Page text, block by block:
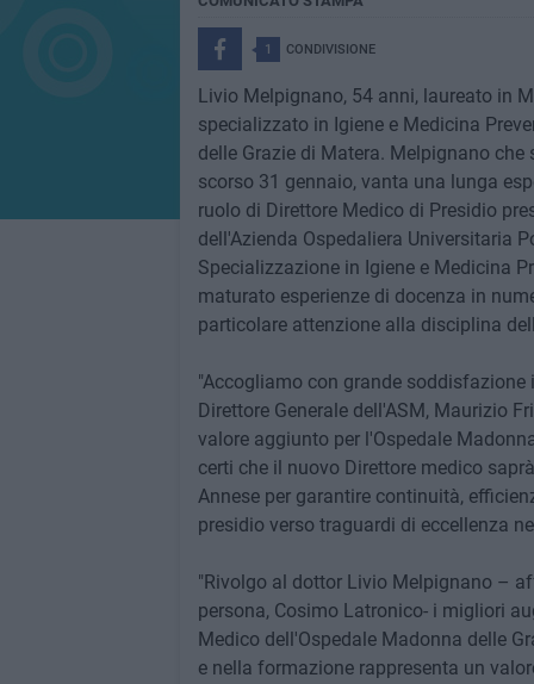
1 CONDIVISIONE
Livio Melpignano, 54 anni, laureato in
specializzato in Igiene e Medicina
delle Grazie di Matera. Melpignano
scorso 31 gennaio, vanta una lunga
ruolo di Direttore Medico di Presidio
dell'Azienda Ospedaliera Universitaria
Specializzazione in Igiene e Medicina
maturato esperienze di docenza in
particolare attenzione alla disciplina
"Accogliamo con grande
Direttore Generale dell'ASM, Maurizio
valore aggiunto per l'Ospedale
certi che il nuovo Direttore medico
Annese per garantire continuità,
presidio verso traguardi di eccellenza
"Rivolgo al dottor Livio Melpignano –
persona, Cosimo Latronico- i migliori
Medico dell'Ospedale Madonna delle
e nella formazione rappresenta un